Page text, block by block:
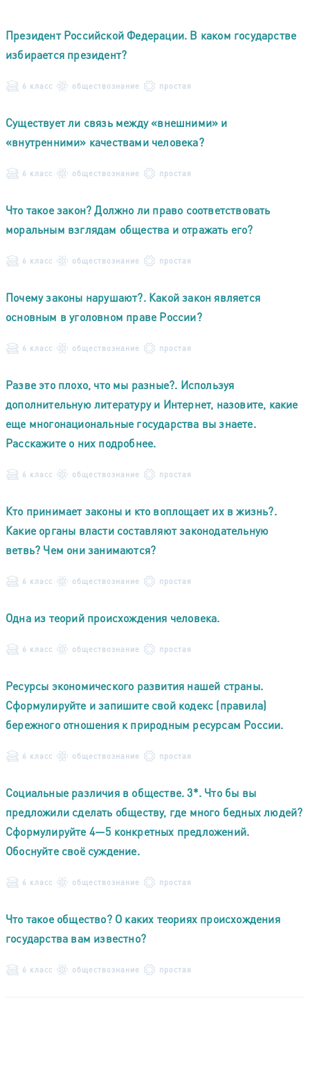
Президент Российской Федерации. В каком государстве
избирается президент?
6 класс обществознание простая
Существует ли связь между «внешними» и
«внутренними» качествами человека?
6 класс обществознание простая
Что такое закон? Должно ли право соответствовать
моральным взглядам общества и отражать его?
6 класс обществознание простая
Почему законы нарушают?. Какой закон является
основным в уголовном праве России?
6 класс обществознание простая
Разве это плохо, что мы разные?. Используя
дополнительную литературу и Интернет, назовите, какие
еще многонациональные государства вы знаете.
Расскажите о них подробнее.
6 класс обществознание простая
Кто принимает законы и кто воплощает их в жизнь?.
Какие органы власти составляют законодательную
ветвь? Чем они занимаются?
6 класс обществознание простая
Одна из теорий происхождения человека.
6 класс обществознание простая
Ресурсы экономического развития нашей страны.
Сформулируйте и запишите свой кодекс (правила)
бережного отношения к природным ресурсам России.
6 класс обществознание простая
Социальные различия в обществе. 3*. Что бы вы
предложили сделать обществу, где много бедных людей?
Сформулируйте 4—5 конкретных предложений.
Обоснуйте своё суждение.
6 класс обществознание простая
Что такое общество? О каких теориях происхождения
государства вам известно?
6 класс обществознание простая